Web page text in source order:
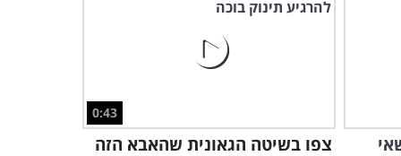
לאוגרים וזה כזה חמוד – מי
לחיית המחמד בראש ותראו
0:43
צפו בשיטה הגאונית שהאבא הזה